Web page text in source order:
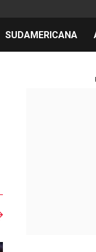
SUDAMERICANA